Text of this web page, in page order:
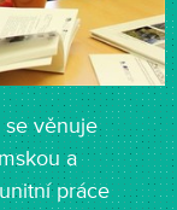
se věnuje
a
práce